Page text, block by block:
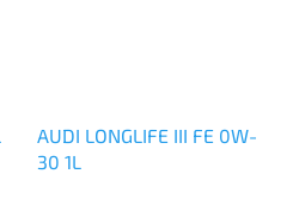
AUDI LONGLIFE III FE 0W-
30 1L